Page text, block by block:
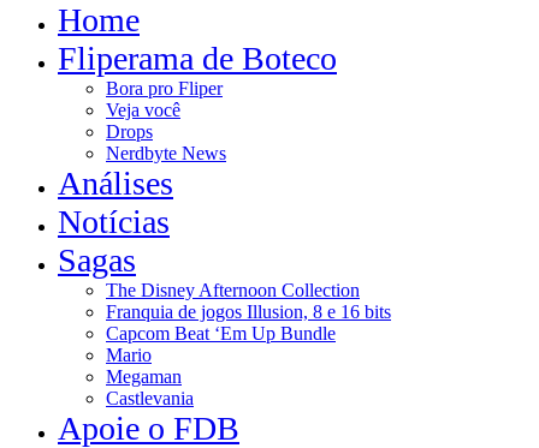
Home
Fliperama de Boteco
Bora pro Fliper
Veja você
Drops
Nerdbyte News
Análises
Notícias
Sagas
The Disney Afternoon Collection
Franquia de jogos Illusion, 8 e 16 bits
Capcom Beat ‘Em Up Bundle
Mario
Megaman
Castlevania
Apoie o FDB